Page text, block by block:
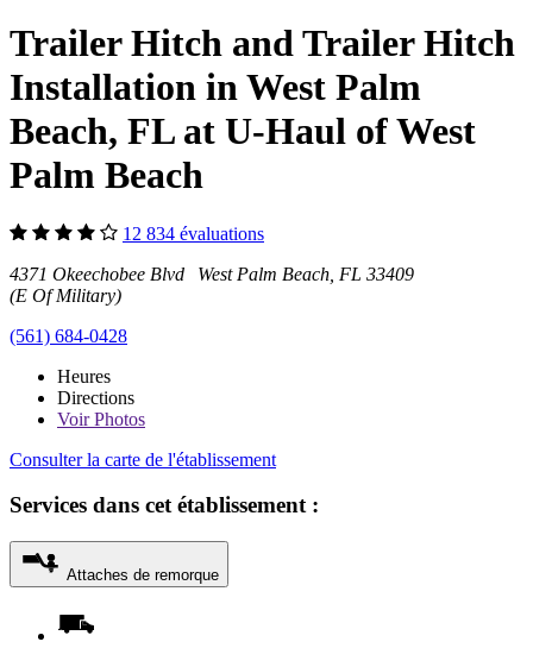
Trailer Hitch and Trailer Hitch
Installation in West Palm
Beach, FL at U-Haul of West
Palm Beach
12 834 évaluations
4371 Okeechobee Blvd West Palm Beach, FL 33409
(E Of Military)
(561) 684-0428
Heures
Directions
VoirPhotos
Consulter la carte de l'établissement
Services dans cet établissement :
Attaches de remorque